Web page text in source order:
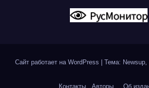
Сайт работает на WordPress Тема: Newsup,
Контакты Авторы Об